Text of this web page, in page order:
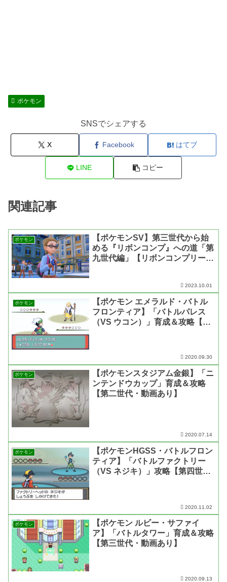
ポケモン
SNSでシェアする
X Facebook はてブ
LINE コピー
関連記事
ポケモン
【ポケモンSV】第三世代から始
める『リボンコンプ』への道「第
九世代編」【リボンコンプリー
2023.10.01
ポケモン
【ポケモン エメラルド・バトル
フロンティア】「バトルパレス
（VS ウコン）」育成＆攻略【第
2020.09.30
ポケモン
【ポケモンスタジアム金銀】「ニ
ンテンドウカップ」育成＆攻略
【第二世代・動画あり】
2020.07.14
ポケモン
【ポケモンHGSS・バトルフロン
ティア】「バトルファクトリー
（VS ネジキ）」攻略【第四世
2020.11.02
ポケモン
【ポケモン ルビー・サファイ
ア】「バトルタワー」育成＆攻略
【第三世代・動画あり】
2020.09.13